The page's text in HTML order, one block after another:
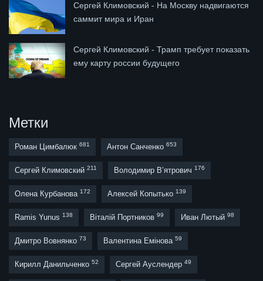
Сергей Климовский - На Москву надвигаются
саммит мира и Иран
Сергей Климовский - Трамп требует показать
ему карту россии будущего
Метки
Роман Цимбалюк 681 Антон Санченко 653
Сергей Климовский 211 Володимир В’ятрович 176
Олена Курбанова 172 Алексей Копытько 139
Ramis Yunus 138 Віталій Портников 99 Иван Лютый 98
Дмитро Вовнянко 73 Валентина Емінова 59
Кирилл Данильченко 52 Сергей Ауслендер 49